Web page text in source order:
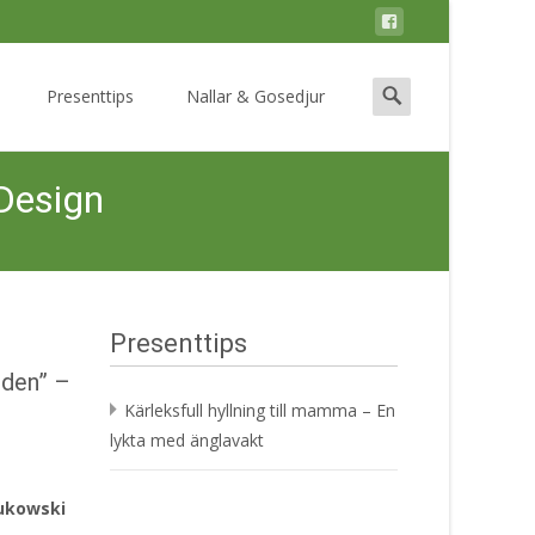
Presenttips Nallar & Gosedjur
Search
for:
–
Presenttips
Kärleksfull hyllning till mamma – En
lykta med änglavakt